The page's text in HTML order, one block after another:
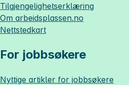
Tilgjengelighetserklæring
Om arbeidsplassen.no
Nettstedkart
For jobbsøkere
Nyttige artikler for jobbsøkere